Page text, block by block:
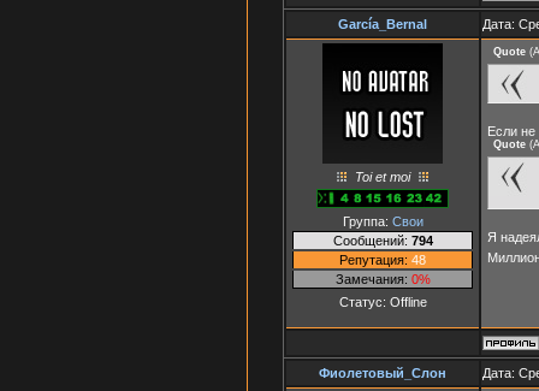
García_Bernal Дата:
Toi et moi
Группа: Свои
Сообщений: 794
Репутация: 48
Замечания: 0%
Статус: Offline
Quote (
Если не
Quote (
Я
Фиолетовый_Слон Дата: